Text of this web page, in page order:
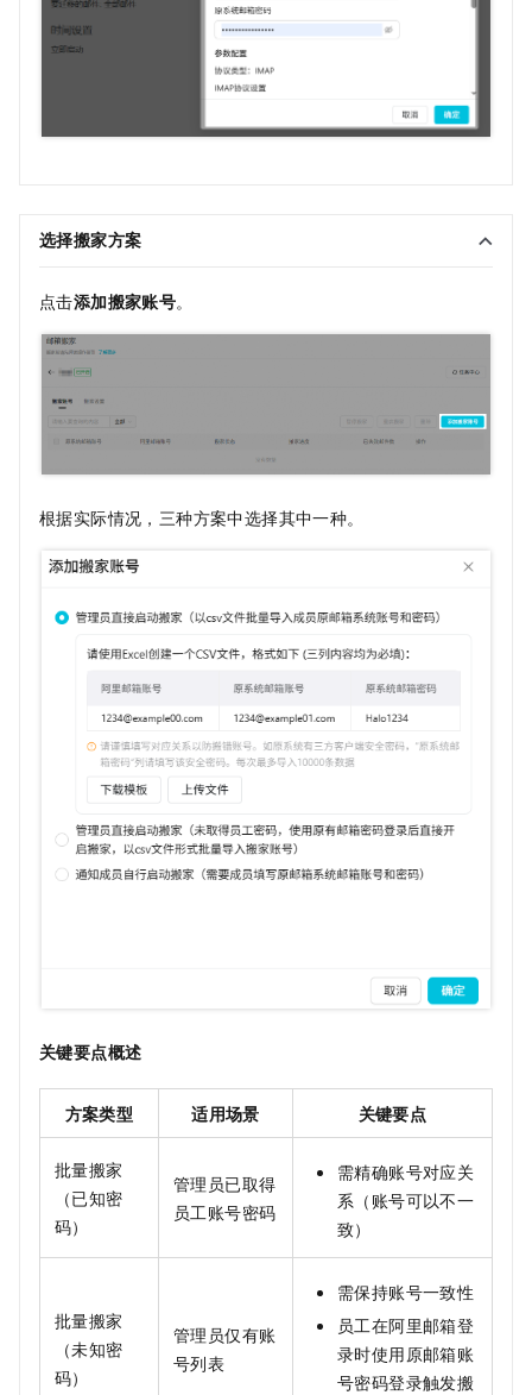
选择搬家方案
点击添加搬家账号。
根据实际情况，三种方案中选择其中一种。
关键要点概述
方案类型 适用场景 关键要点
批量搬家
（已知密
码）
管理员已取得
员工账号密码
需精确账号对应关
系（账号可以不一
致）
批量搬家
（未知密
码）
管理员仅有账
号列表
需保持账号一致性
员工在阿里邮箱登
录时使用原邮箱账
号密码登录触发搬